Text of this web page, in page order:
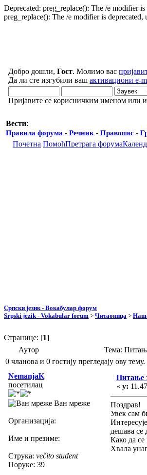
Deprecated: preg_replace(): The /e modifier
preg_replace(): The /e modifier is
Добро дошли, Гост. Молимо вас
Да ли сте изгубили ваш активациони e-
Пријавите се корисничким именом или
Вести:
Правила форума - Речник - Правопис -
Почетна ПомоћПретрага форума
Српски језик - Вокабулар форум
Srpski jezik - Vokabular forum > Читаоница >
Странице: [1]
Аутор
Тема:
0 чланова и 0 гостију прегледају ову тему.
NemanjaK
посетилац
Ван мреже
Организација:
Име и презиме:
Струка: večito student
Поруке: 39
Питање
« у:
Поздрав!
Увек сам
дешава се
Како да
Хвала